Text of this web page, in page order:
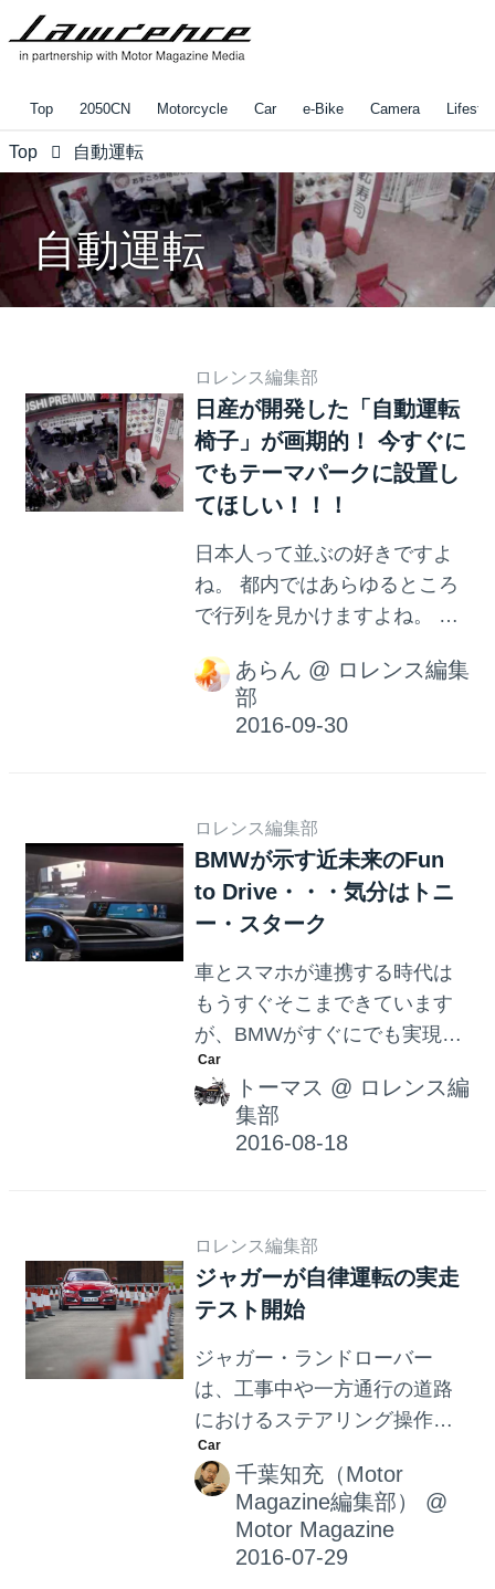
Top 2050CN Motorcycle Car e-Bike Camera
Top 自動運転
自動運転
ロレンス編集部
日産が開発した「自動運転
椅子」が画期的！ 今すぐに
でもテーマパークに設置し
てほしい！！！
日本人って並ぶの好きですよ
ね。 都内ではあらゆるところ
で行列を見かけますよね。 例
ポップコーン屋。流行りが来
ればすぐに行列！ 行列のでき
るラーメン店やスイーツ店な
が好きな日本人でもやっぱり
長時間の行列は足が痛くなっ
ちゃうし疲れます。 ですが、
行列も見事快適に過ごせるシ
ちゃいました！
あらん @ ロレンス編集
部
ロレンス編集部
BMWが示す近未来のFun
to Drive・・・気分はトニ
ー・スターク
車とスマホが連携する時代は
もうすぐそこまできています
が、BMWがすぐにでも実現し
そうな未来として制作してい
る動画が、なかなかにエキサ
イティング。 まるで気分はア
イアンマンに登場するAI、ジ
車R8とのやりとりのようで
す。
トーマス @ ロレンス編
集部
ロレンス編集部
ジャガーが自律運転の実走
テスト開始
ジャガー・ランドローバー
は、工事中や一方通行の道路
におけるステアリング操作を
アシストする「ROADWORK
ASSIST（ロードワーク・アシ
スト）」や衝突事故を回避す
る「SAFE PULLAWAY（セー
千葉知充（Motor
Magazine編集部）
@
Motor Magazine